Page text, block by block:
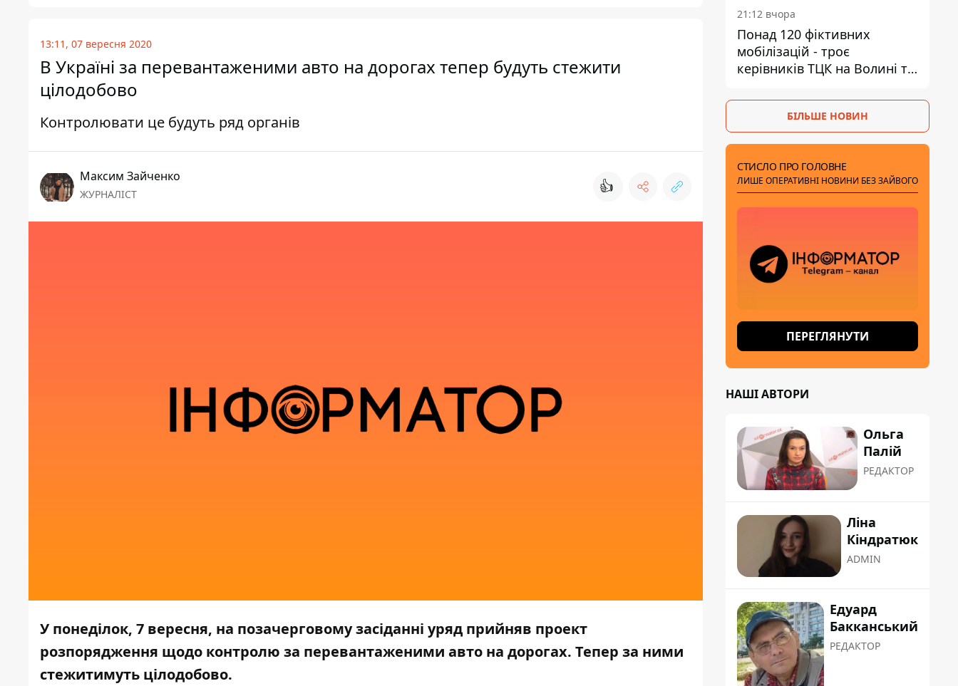
13:11, 07 вересня 2020
В Україні за перевантаженими авто на дорогах тепер будуть стежити
цілодобово
Контролювати це будуть ряд органів
Максим Зайченко
ЖУРНАЛІСТ 👍
У понеділок, 7 вересня, на позачерговому засіданні уряд прийняв проект
розпорядження щодо контролю за перевантаженими авто на дорогах. Тепер за ними
стежитимуть цілодобово.
21:12 вчора
Понад 120 фіктивних
мобілізацій - троє
керівників ТЦК на Волині та
за фейкові звіти
БІЛЬШЕ НОВИН
СТИСЛО ПРО ГОЛОВНЕ
ЛИШЕ ОПЕРАТИВНІ НОВИНИ БЕЗ ЗАЙВОГО
ПЕРЕГЛЯНУТИ
НАШІ АВТОРИ
Ольга
Палій
РЕДАКТОР
Ліна
Кіндратюк
ADMIN
Едуард
Бакканський
РЕДАКТОР